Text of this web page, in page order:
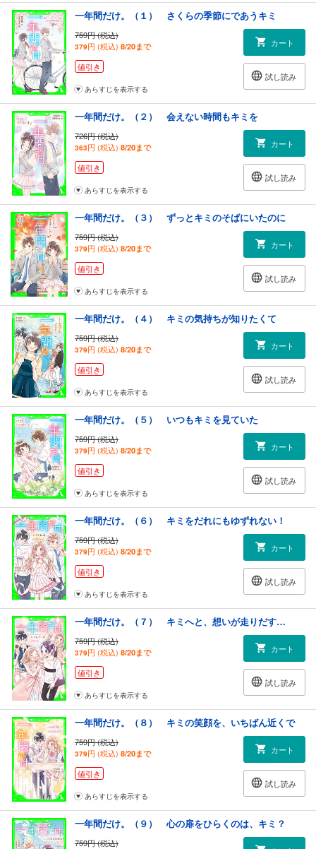
一年間だけ。（１） さくらの季節にであうキミ
759円 (税込)
379円 (税込) 8/20まで
値引き
カート
試し読み
あらすじを表示する
一年間だけ。（２） 会えない時間もキミを
726円 (税込)
363円 (税込) 8/20まで
値引き
カート
試し読み
あらすじを表示する
一年間だけ。（３） ずっとキミのそばにいたのに
759円 (税込)
379円 (税込) 8/20まで
値引き
カート
試し読み
あらすじを表示する
一年間だけ。（４） キミの気持ちが知りたくて
759円 (税込)
379円 (税込) 8/20まで
値引き
カート
試し読み
あらすじを表示する
一年間だけ。（５） いつもキミを見ていた
759円 (税込)
379円 (税込) 8/20まで
値引き
カート
試し読み
あらすじを表示する
一年間だけ。（６） キミをだれにもゆずれない！
759円 (税込)
379円 (税込) 8/20まで
値引き
カート
試し読み
あらすじを表示する
一年間だけ。（７） キミへと、想いが走りだす…
759円 (税込)
379円 (税込) 8/20まで
値引き
カート
試し読み
あらすじを表示する
一年間だけ。（８） キミの笑顔を、いちばん近くで
759円 (税込)
379円 (税込) 8/20まで
値引き
カート
試し読み
あらすじを表示する
一年間だけ。（９） 心の扉をひらくのは、キミ？
759円 (税込)